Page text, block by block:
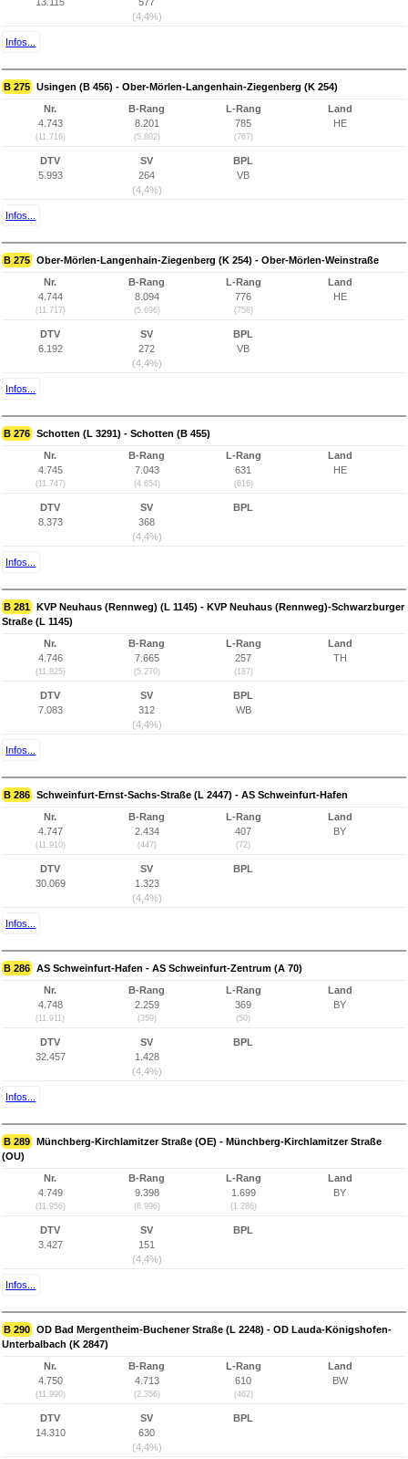
(4,4%)
Infos...
B 275 Usingen (B 456) - Ober-Mörlen-Langenhain-Ziegenberg (K 254)
Nr.
4.743
(11.716)
B-Rang
8.201
(5.802)
L-Rang
785
(767)
Land
HE
DTV
5.993
SV
264
(4,4%)
BPL
VB
Infos...
B 275 Ober-Mörlen-Langenhain-Ziegenberg (K 254) - Ober-Mörlen-Weinstraße
Nr.
4.744
(11.717)
B-Rang
8.094
(5.696)
L-Rang
776
(758)
Land
HE
DTV
6.192
SV
272
(4,4%)
BPL
VB
Infos...
B 276 Schotten (L 3291) - Schotten (B 455)
Nr.
4.745
(11.747)
B-Rang
7.043
(4.654)
L-Rang
631
(616)
Land
HE
DTV
8.373
SV
368
(4,4%)
BPL
Infos...
B 281 KVP Neuhaus (Rennweg) (L 1145) - KVP Neuhaus (Rennweg)-Schwarzburger
Straße (L 1145)
Nr.
4.746
(11.825)
B-Rang
7.665
(5.270)
L-Rang
257
(187)
Land
TH
DTV
7.083
SV
312
(4,4%)
BPL
WB
Infos...
B 286 Schweinfurt-Ernst-Sachs-Straße (L 2447) - AS Schweinfurt-Hafen
Nr.
4.747
(11.910)
B-Rang
2.434
(447)
L-Rang
407
(72)
Land
BY
DTV
30.069
SV
1.323
(4,4%)
BPL
Infos...
B 286 AS Schweinfurt-Hafen - AS Schweinfurt-Zentrum (A 70)
Nr.
4.748
(11.911)
B-Rang
2.259
(359)
L-Rang
369
(50)
Land
BY
DTV
32.457
SV
1.428
(4,4%)
BPL
Infos...
B 289 Münchberg-Kirchlamitzer Straße (OE) - Münchberg-Kirchlamitzer Straße
(OU)
Nr.
4.749
(11.956)
B-Rang
9.398
(6.996)
L-Rang
1.699
(1.286)
Land
BY
DTV
3.427
SV
151
(4,4%)
BPL
Infos...
B 290 OD Bad Mergentheim-Buchener Straße (L 2248) - OD Lauda-Königshofen-
Unterbalbach (K 2847)
Nr.
4.750
(11.990)
B-Rang
4.713
(2.356)
L-Rang
610
(462)
Land
BW
DTV
14.310
SV
630
(4,4%)
BPL